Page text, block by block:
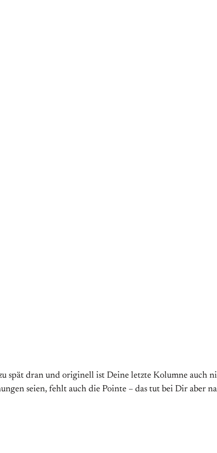
spät dran und originell ist Deine letzte Kolumne auch
seien, fehlt auch die Pointe – das tut bei Dir aber